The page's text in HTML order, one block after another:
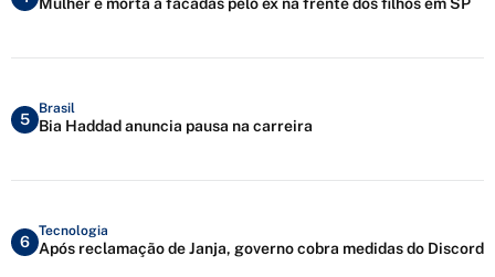
5
Brasil
Bia Haddad anuncia pausa na carreira
6
Tecnologia
Após reclamação de Janja, governo cobra medidas do Discord